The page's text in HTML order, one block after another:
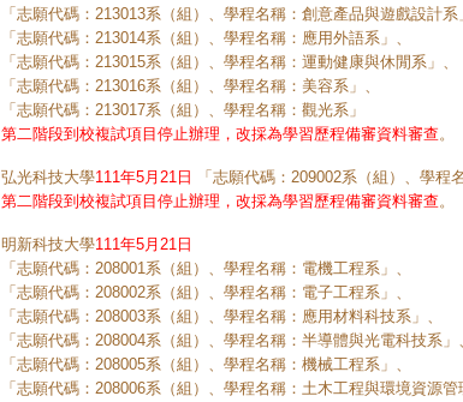
「志願代碼：213013系（組）、學程名稱：創意產品與遊戲設計系
「志願代碼：213014系（組）、學程名稱：應用外語系」、
「志願代碼：213015系（組）、學程名稱：運動健康與休閒系」、
「志願代碼：213016系（組）、學程名稱：美容系」、
「志願代碼：213017系（組）、學程名稱：觀光系」
第二階段到校複試項目停止辦理，改採為學習歷程備審資料審查。
弘光科技大學111年5月21日
「志願代碼：209002系（組）、學程
第二階段到校複試項目停止辦理，改採為學習歷程備審資料審查。
明新科技大學111年5月21日
「志願代碼：208001系（組）、學程名稱：電機工程系」、
「志願代碼：208002系（組）、學程名稱：電子工程系」、
「志願代碼：208003系（組）、學程名稱：應用材料科技系」、
「志願代碼：208004系（組）、學程名稱：半導體與光電科技系」
「志願代碼：208005系（組）、學程名稱：機械工程系」、
「志願代碼：208006系（組）、學程名稱：土木工程與環境資源